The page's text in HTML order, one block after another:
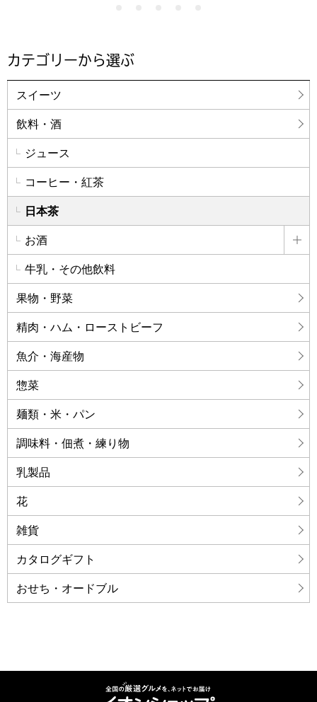
カテゴリーから選ぶ
スイーツ
飲料・酒
ジュース
コーヒー・紅茶
日本茶
お酒
詳
牛乳・その他飲料
果物・野菜
精肉・ハム・ローストビーフ
魚介・海産物
惣菜
麺類・米・パン
調味料・佃煮・練り物
乳製品
花
雑貨
カタログギフト
おせち・オードブル